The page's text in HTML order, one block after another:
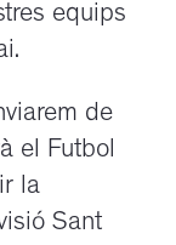
equips
de
el Futbol
la
Sant